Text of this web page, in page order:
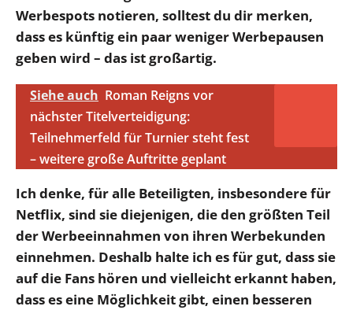
Werbespots notieren, solltest du dir merken,
dass es künftig ein paar weniger Werbepausen
geben wird – das ist großartig.
Siehe auch Roman Reigns vor
nächster Titelverteidigung:
Teilnehmerfeld für Turnier steht fest
– weitere große Auftritte geplant
Ich denke, für alle Beteiligten, insbesondere für
Netflix, sind sie diejenigen, die den größten Teil
der Werbeeinnahmen von ihren Werbekunden
einnehmen. Deshalb halte ich es für gut, dass sie
auf die Fans hören und vielleicht erkannt haben,
dass es eine Möglichkeit gibt, einen besseren